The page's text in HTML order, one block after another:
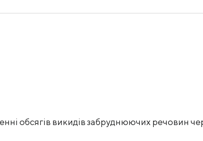
обсягів викидів забруднюючих речовин